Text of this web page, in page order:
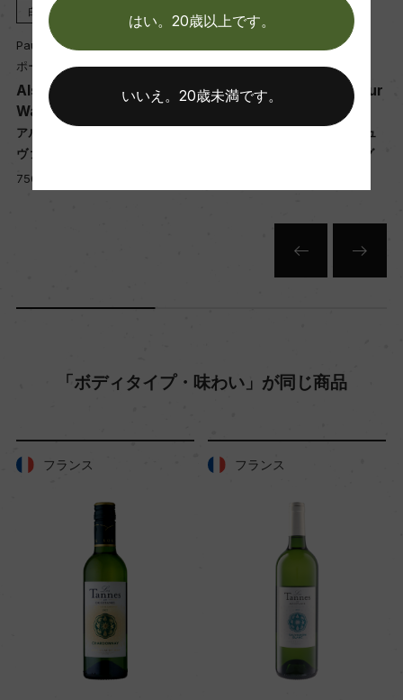
熟成：オーク樽 10カ月
年間生産量
7000
平均40年
土壌
石灰質、泥灰土
品質分類・原産地呼称
A.O.C.アルザス グラン・クリュ
グラン・クリュ
白
Paul Ginglinger
ポール・ジャングランジェ
Alsace Gewurztraminer
Wahlenbourg
アルザス ゲヴュルツトラミネール
ヴァロンブール
750ml, 3,750 yen
白
ポール・ジャングランジェ
Alsace Grand Cru Gewur
ztraminer Pfersigberg
アルザス グラン・クリュ ゲヴュ
ルツトラミネール ペルシベルグ
「ボディタイプ・味わい」が同じ商品
フランス フランス
はい。20歳以上です。
いいえ。20歳未満です。